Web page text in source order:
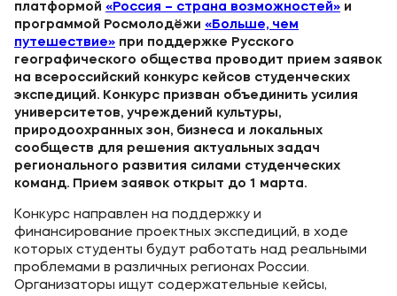
платформой «Россия – страна возможностей» и
программой Росмолодёжи «Больше, чем
путешествие» при поддержке Русского
географического общества проводит прием заявок
на всероссийский конкурс кейсов студенческих
экспедиций. Конкурс призван объединить усилия
университетов, учреждений культуры,
природоохранных зон, бизнеса и локальных
сообществ для решения актуальных задач
регионального развития силами студенческих
команд. Прием заявок открыт до 1 марта.
Конкурс направлен на поддержку и
финансирование проектных экспедиций, в ходе
которых студенты будут работать над реальными
проблемами в различных регионах России.
Организаторы ищут содержательные кейсы,